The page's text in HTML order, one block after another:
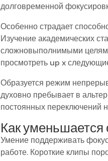
долговременной
Особенно страдает
Изучение академических
сложновыполнимыми
просмотреть up x
Образуется режим
духовно пребывает в
постоянных переключений
Как
Умение поддерживать
работе. Короткие клипы